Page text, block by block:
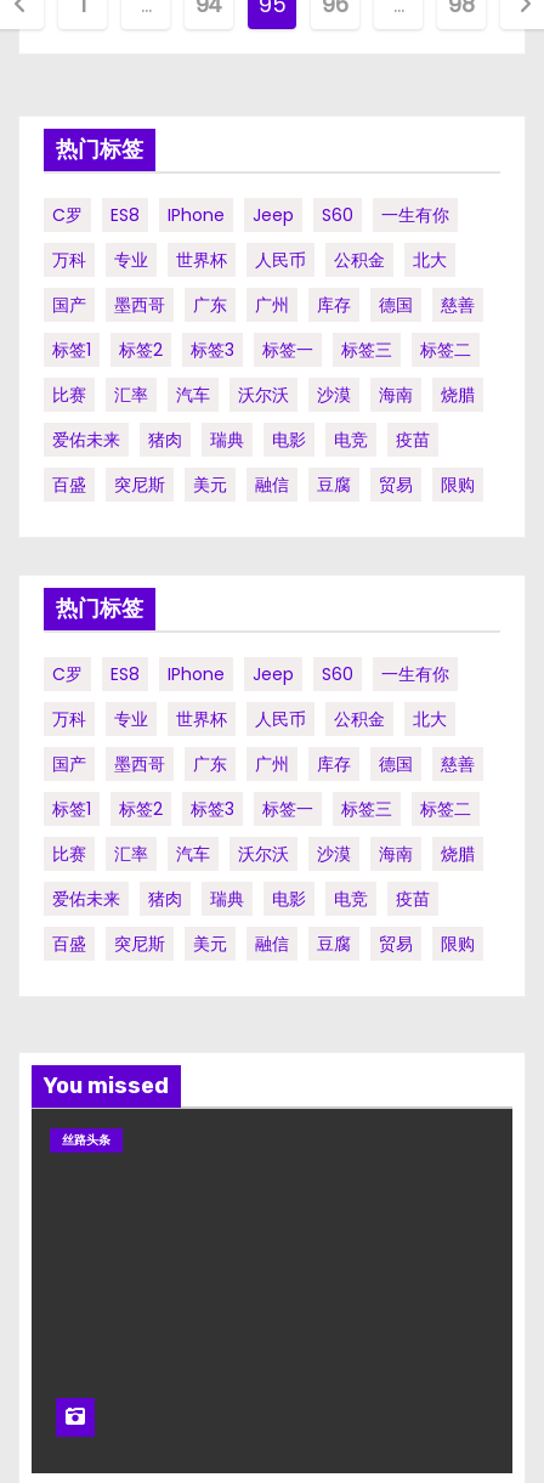
热门标签
C罗 ES8 IPhone Jeep S60
一生有你
万科
专业 世界杯 人民币 公积金
北大
国产
墨西哥 广东 广州 库存 德国
慈善
标签1
标签2 标签3 标签一 标签三
标签二
比赛
汇率 汽车 沃尔沃 沙漠 海南
烧腊
爱佑未来
猪肉 瑞典 电影 电竞
疫苗
百盛
突尼斯 美元 融信 豆腐 贸易 限购
热门标签
C罗 ES8 IPhone Jeep S60
一生有你
万科
专业 世界杯 人民币 公积金
北大
国产
墨西哥 广东 广州 库存 德国
慈善
标签1
标签2 标签3 标签一 标签三
标签二
比赛
汇率 汽车 沃尔沃 沙漠 海南
烧腊
爱佑未来
猪肉 瑞典 电影 电竞
疫苗
百盛
突尼斯 美元 融信 豆腐 贸易 限购
You missed
丝路头条